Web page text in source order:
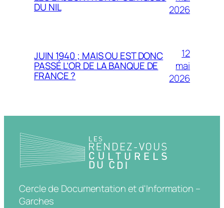
DU NIL
2026
JUIN 1940 ; MAIS OU EST DONC
PASSÉ L’OR DE LA BANQUE DE
FRANCE ?
12
mai
2026
Cercle de Documentation et d'Information –
Garches